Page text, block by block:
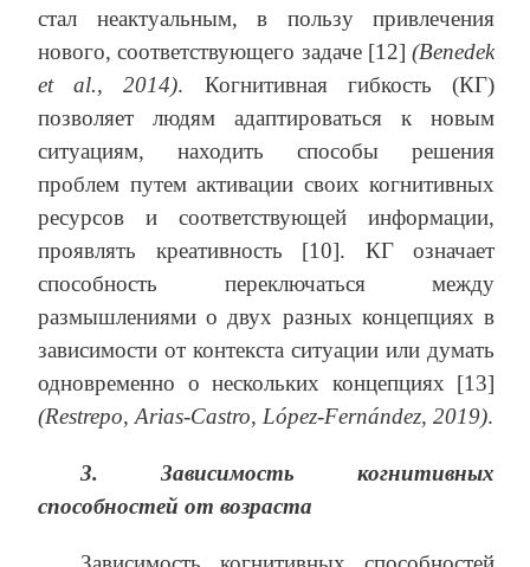
стал неактуальным, в пользу привлечения
нового, соответствующего задаче [12] (Benedek
et
al., 2014). Когнитивная гибкость (КГ)
позволяет людям адаптироваться к новым
ситуациям, находить способы решения
проблем путем активации своих когнитивных
ресурсов и соответствующей информации,
проявлять креативность [10]. КГ означает
способность переключаться между
размышлениями о двух разных концепциях в
зависимости от контекста ситуации или думать
одновременно о нескольких концепциях [13]
(Restrepo, Arias-Castro, López-Fernández, 2019).
3. Зависимость когнитивных
способностей от возраста